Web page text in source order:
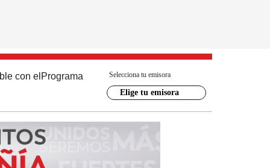
con el Programa Selecciona tu emisora
Elige tu emisora